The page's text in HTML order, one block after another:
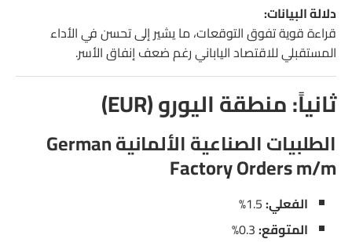
دلالة البيانات:
قراءة قوية تفوق التوقعات، ما يشير إلى تحسن في الأداء
المستقبلي للاقتصاد الياباني رغم ضعف إنفاق الأسر.
ثانياً: منطقة اليورو (EUR)
الطلبيات الصناعية الألمانية German
Factory Orders m/m
الفعلي:
المتوقع: